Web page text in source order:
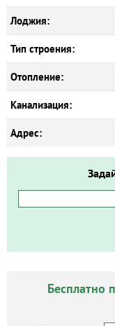
Лоджия:
Тип строения:
Отопление:
Канализация:
Адрес:
Бесплатно